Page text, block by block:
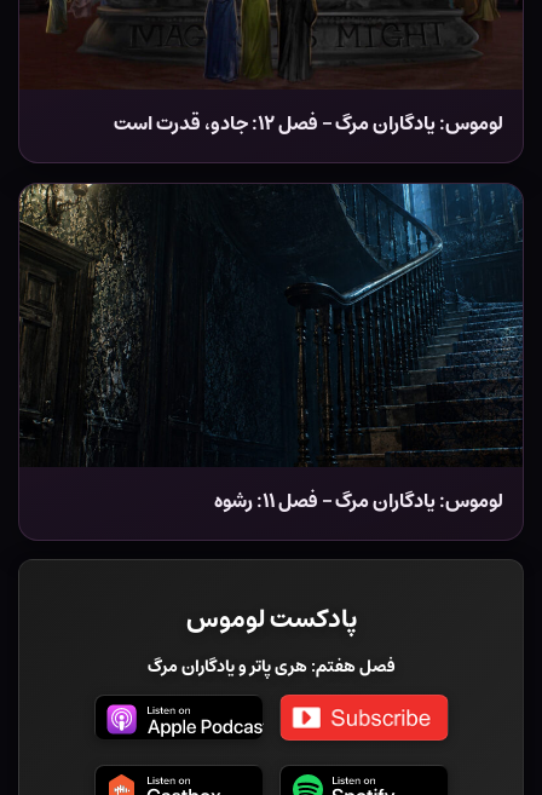
لوموس: یادگاران مرگ – فصل ۱۲: جادو، قدرت است
لوموس: یادگاران مرگ – فصل ۱۱: رشوه
پادکست لوموس
فصل هفتم: هری پاتر و یادگاران مرگ